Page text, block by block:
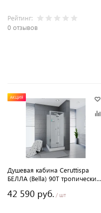
Рейтинг:
0 отзывов
АКЦИЯ
Душевая кабина Ceruttispa
БЕЛЛА (Bella) 90T тропический
42 590 руб. / шт